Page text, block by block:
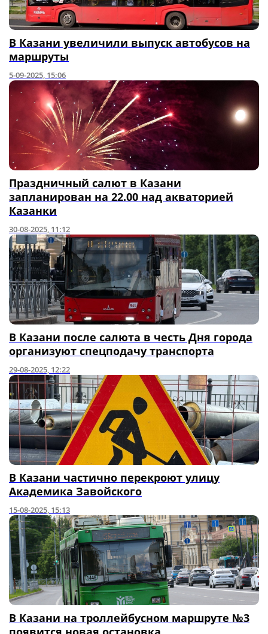
В Казани увеличили выпуск автобусов на
маршруты
5-09-2025, 15:06
Праздничный салют в Казани
запланирован на 22.00 над акваторией
Казанки
30-08-2025, 11:12
В Казани после салюта в честь Дня города
организуют спецподачу транспорта
29-08-2025, 12:22
В Казани частично перекроют улицу
Академика Завойского
15-08-2025, 15:13
В Казани на троллейбусном маршруте №3